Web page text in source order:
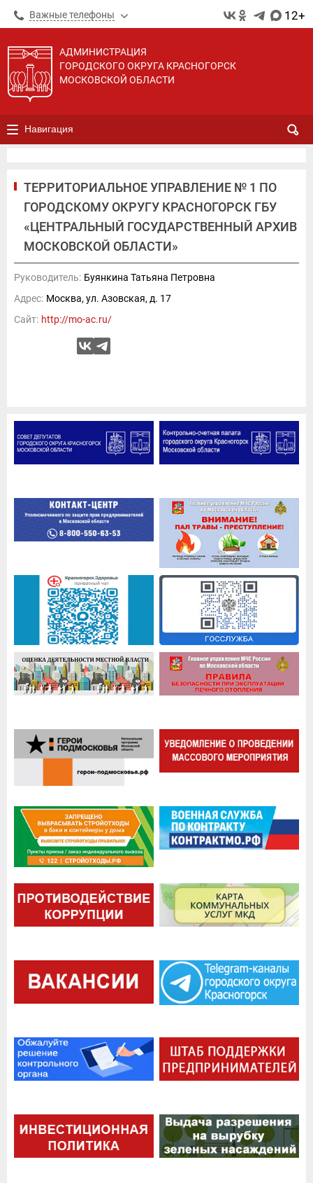
Важные телефоны 12+
АДМИНИСТРАЦИЯ
ГОРОДСКОГО ОКРУГА КРАСНОГОРСК
МОСКОВСКОЙ ОБЛАСТИ
Навигация
ТЕРРИТОРИАЛЬНОЕ УПРАВЛЕНИЕ № 1 ПО
ГОРОДСКОМУ ОКРУГУ КРАСНОГОРСК ГБУ
«ЦЕНТРАЛЬНЫЙ ГОСУДАРСТВЕННЫЙ АРХИВ
МОСКОВСКОЙ ОБЛАСТИ»
Руководитель: Буянкина Татьяна Петровна
Адрес: Москва, ул. Азовская, д. 17
Сайт: http://mo-ac.ru/